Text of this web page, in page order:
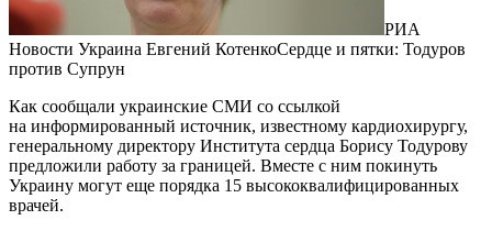
РИА
Новости Украина Евгений КотенкоСердце и пятки: Тодуров
против Супрун
Как сообщали украинские СМИ со ссылкой
на информированный источник, известному кардиохирургу,
генеральному директору Института сердца Борису Тодурову
предложили работу за границей. Вместе с ним покинуть
Украину могут еще порядка 15 высококвалифицированных
врачей.